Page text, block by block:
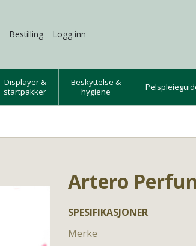
Bestilling Logg inn
Displayer &
startpakker
Beskyttelse &
hygiene
Artero
SPESIFIKASJONER
Merke